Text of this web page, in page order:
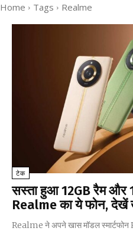
Home Tags Realme
टेक
सस्ता हुआ 12GB रैम और
Realme का ये फोन,
Realme ने अपने खास मॉडल